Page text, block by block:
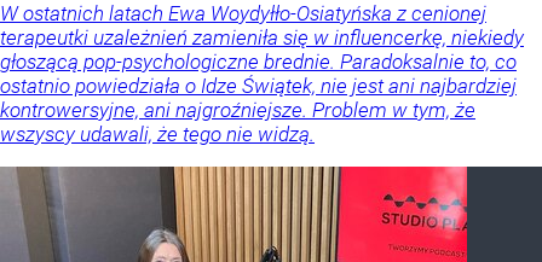
W ostatnich latach Ewa Woydyłło-Osiatyńska z cenionej
terapeutki uzależnień zamieniła się w influencerkę, niekiedy
głoszącą pop-psychologiczne brednie. Paradoksalnie to, co
ostatnio powiedziała o Idze Świątek, nie jest ani najbardziej
kontrowersyjne, ani najgroźniejsze. Problem w tym, że
wszyscy udawali, że tego nie widzą.